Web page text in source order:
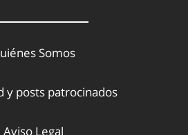
Somos
y posts patrocinados
Aviso Legal